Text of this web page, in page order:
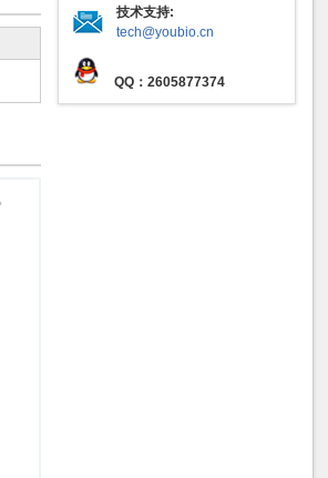
技术支持:
tech@youbio.cn
QQ：2605877374